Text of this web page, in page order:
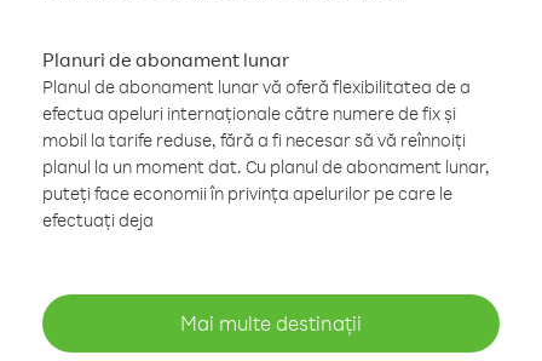
Planuri de abonament lunar
Planul de abonament lunar vă oferă flexibilitatea de a
efectua apeluri internaționale către numere de fix și
mobil la tarife reduse, fără a fi necesar să vă reînnoiți
planul la un moment dat. Cu planul de abonament lunar,
puteți face economii în privința apelurilor pe care le
efectuați deja
Mai multe destinații